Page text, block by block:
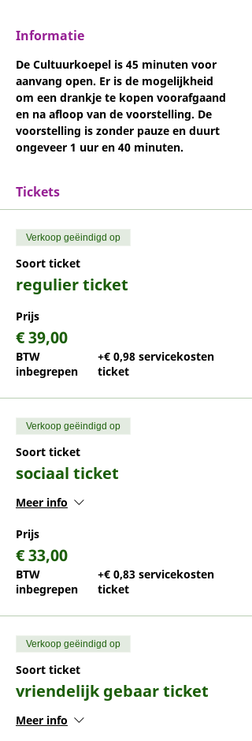
Informatie
De Cultuurkoepel is 45 minuten voor
aanvang open. Er is de mogelijkheid
om een drankje te kopen voorafgaand
en na afloop van de voorstelling. De
voorstelling is zonder pauze en duurt
ongeveer 1 uur en 40 minuten.
Tickets
Verkoop geëindigd op
Soort ticket
regulier ticket
Prijs
€ 39,00
BTW
inbegrepen
+€ 0,98 servicekosten
ticket
Verkoop geëindigd op
Soort ticket
sociaal ticket
Meer info
Prijs
€ 33,00
BTW
inbegrepen
+€ 0,83 servicekosten
ticket
Verkoop geëindigd op
Soort ticket
vriendelijk gebaar ticket
Meer info